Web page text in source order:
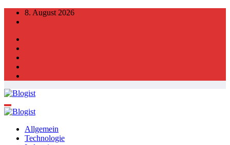
Zum
Inhalt
8. August 2026
Allgemein
Technologie